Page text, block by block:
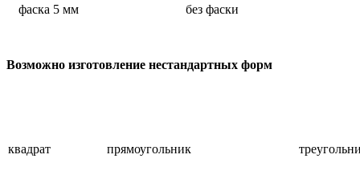
фаска 5 мм без фаски
Возможно изготовление нестандартных форм
квадрат прямоугольник